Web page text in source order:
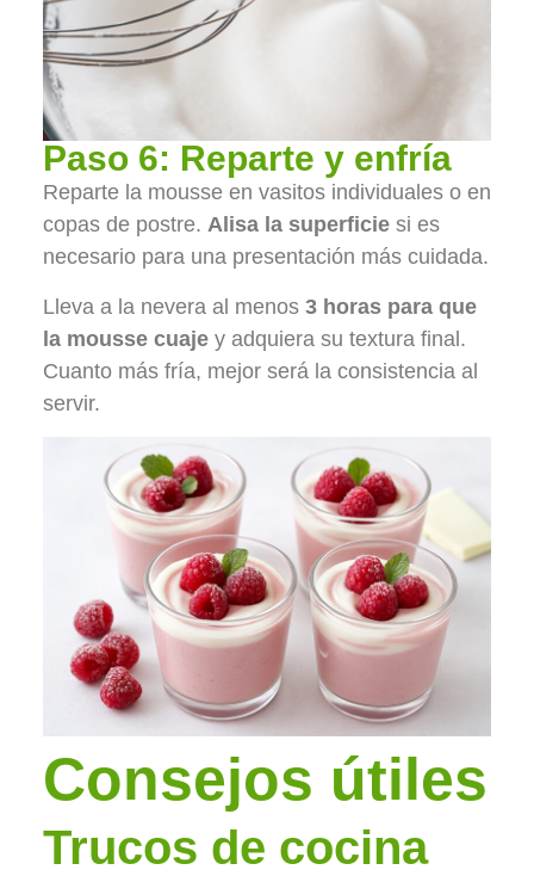
Paso 6: Reparte y enfría
Reparte la mousse en vasitos individuales o en
copas de postre. Alisa la superficiesi es
necesario para una presentación más cuidada.
Lleva a la nevera al menos 3 horas para que
la mousse cuajey adquiera su textura final.
Cuanto más fría, mejor será la consistencia al
servir.
Consejos útiles
Trucos de cocina